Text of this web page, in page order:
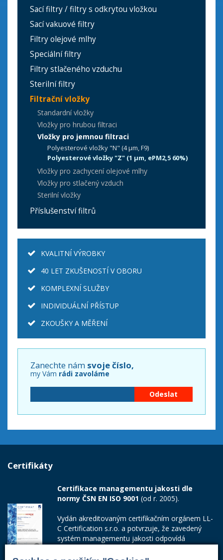
Sací filtry / filtry s odkrytou vložkou
Sací vakuové filtry
Filtry olejové mlhy
Speciální filtry
Filtry stlačeného vzduchu
Sterilní filtry
Filtrační vložky
Standardní vložky
Vložky pro hrubou filtraci
Vložky pro jemnou filtraci
Polyesterové vložky "N" (4 µm, F9)
Polyesterové vložky "Z" (1 µm, ePM2,5 60%)
Vložky pro zachycení olejové mlhy
Vložky pro stlačený vzduch
Sterilní vložky
Příslušenství filtrů
KVALITNÍ VÝROBKY
40 LET ZKUŠENOSTÍ V OBORU
KOMPLEXNÍ SLUŽBY
INDIVIDUÁLNÍ PŘÍSTUP
ZKOUŠKY A MĚŘENÍ
Zanechte nám svoje číslo,
my Vám rádi zavoláme
Certifikáty
Certifikace managementu jakosti dle
normy ČSN EN ISO 9001 (od r. 2005).
Vydán akreditovaným certifikačním orgánem LL-
C Certification s.r.o. a potvrzuje, že zavedený
systém managementu jakosti odpovídá